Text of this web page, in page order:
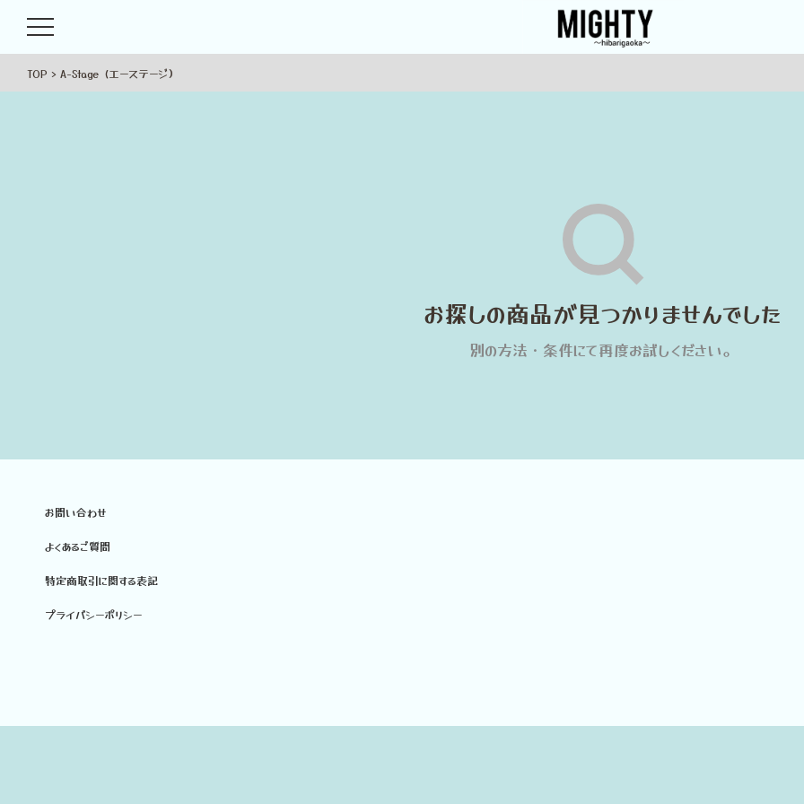
TOP A-Stage (エーステージ）
お探しの商品が見つかりませんでした
別の方法・条件にて再度お試しください。
お問い合わせ
よくあるご質問
特定商取引に関する表記
プライバシーポリシー